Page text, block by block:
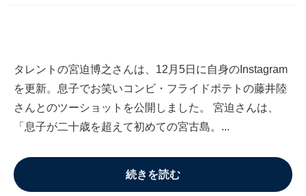
タレントの宮迫博之さんは、12月5日に自身のInstagram
を更新。息子でお笑いコンビ・フライドポテトの藤井陸
さんとのツーショットを公開しました。 宮迫さんは、
「息子が二十歳を超えて初めての宮古島。...
続きを読む